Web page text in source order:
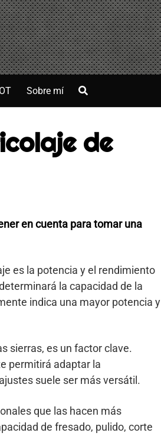
Sobre mí
de
en cuenta para tomar una
es la potencia y el rendimiento
la capacidad de la
indica una mayor potencia y
sierras, es un factor clave.
permitirá adaptar la
suele ser más versátil.
que las hacen más
de fresado, pulido, corte